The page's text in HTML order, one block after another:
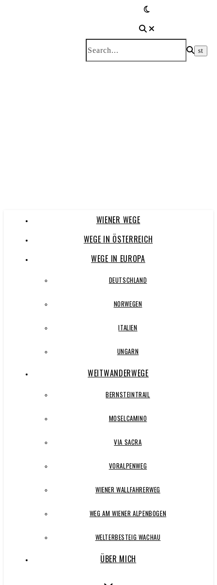
WIENER WEGE
WEGE IN ÖSTERREICH
WEGE IN EUROPA
DEUTSCHLAND
NORWEGEN
ITALIEN
UNGARN
WEITWANDERWEGE
BERNSTEINTRAIL
MOSELCAMINO
VIA SACRA
VORALPENWEG
WIENER WALLFAHRERWEG
WEG AM WIENER ALPENBOGEN
WELTERBESTEIG WACHAU
ÜBER MICH